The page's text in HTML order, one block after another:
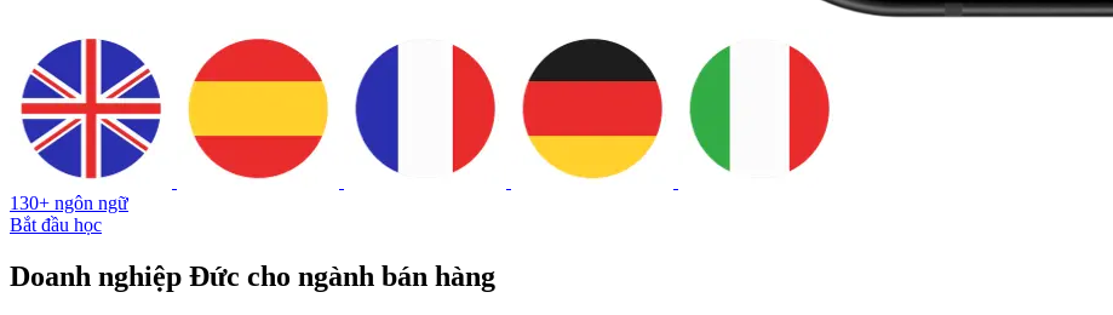
130+ ngôn ngữ
Bắt đầu học
Doanh nghiệp Đức cho ngành bán hàng